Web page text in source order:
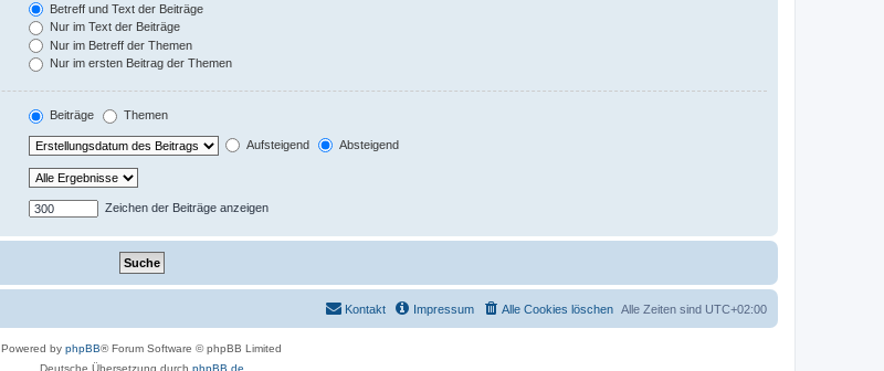
Betreff und Text der Beiträge
Nur im Text der Beiträge
Nur im Betreff der Themen
Nur im ersten Beitrag der Themen
Beiträge Themen
Aufsteigend Absteigend
Zeichen der Beiträge anzeigen
Alle Zeiten sind UTC+02:00
Alle Cookies löschen
Impressum
Kontakt
Powered by phpBB® Forum Software © phpBB Limited
Deutsche Übersetzung durch phpBB.de